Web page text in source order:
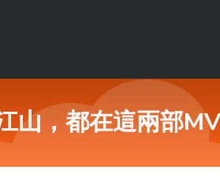
山，都在這兩部